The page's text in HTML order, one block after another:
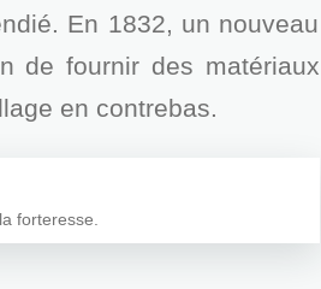
En 1832, un nouveau
de fournir des matériaux
en contrebas.
forteresse.